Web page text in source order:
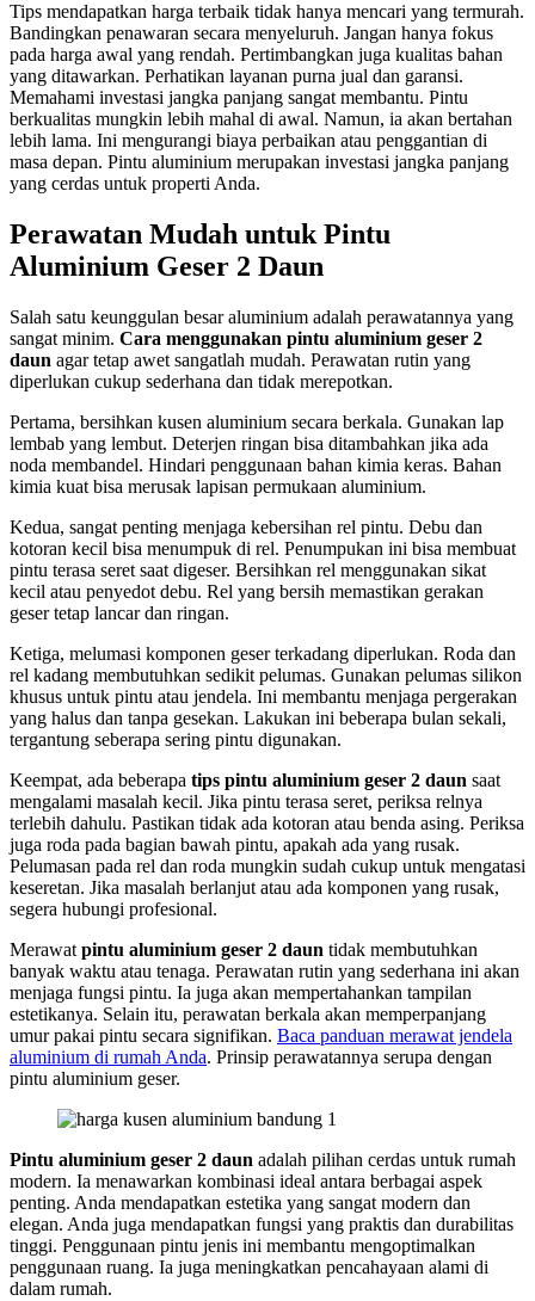
Tips mendapatkan harga terbaik tidak hanya mencari yang termurah.
Bandingkan penawaran secara menyeluruh. Jangan hanya fokus
pada harga awal yang rendah. Pertimbangkan juga kualitas bahan
yang ditawarkan. Perhatikan layanan purna jual dan garansi.
Memahami investasi jangka panjang sangat membantu. Pintu
berkualitas mungkin lebih mahal di awal. Namun, ia akan bertahan
lebih lama. Ini mengurangi biaya perbaikan atau penggantian di
masa depan. Pintu aluminium merupakan investasi jangka panjang
yang cerdas untuk properti Anda.
Perawatan Mudah untuk Pintu
Aluminium Geser 2 Daun
Salah satu keunggulan besar aluminium adalah perawatannya yang
sangat minim. Cara menggunakan pintu aluminium geser 2
daun agar tetap awet sangatlah mudah. Perawatan rutin yang
diperlukan cukup sederhana dan tidak merepotkan.
Pertama, bersihkan kusen aluminium secara berkala. Gunakan lap
lembab yang lembut. Deterjen ringan bisa ditambahkan jika ada
noda membandel. Hindari penggunaan bahan kimia keras. Bahan
kimia kuat bisa merusak lapisan permukaan aluminium.
Kedua, sangat penting menjaga kebersihan rel pintu. Debu dan
kotoran kecil bisa menumpuk di rel. Penumpukan ini bisa membuat
pintu terasa seret saat digeser. Bersihkan rel menggunakan sikat
kecil atau penyedot debu. Rel yang bersih memastikan gerakan
geser tetap lancar dan ringan.
Ketiga, melumasi komponen geser terkadang diperlukan. Roda dan
rel kadang membutuhkan sedikit pelumas. Gunakan pelumas silikon
khusus untuk pintu atau jendela. Ini membantu menjaga pergerakan
yang halus dan tanpa gesekan. Lakukan ini beberapa bulan sekali,
tergantung seberapa sering pintu digunakan.
Keempat, ada beberapa tips pintu aluminium geser 2 daun saat
mengalami masalah kecil. Jika pintu terasa seret, periksa relnya
terlebih dahulu. Pastikan tidak ada kotoran atau benda asing. Periksa
juga roda pada bagian bawah pintu, apakah ada yang rusak.
Pelumasan pada rel dan roda mungkin sudah cukup untuk mengatasi
keseretan. Jika masalah berlanjut atau ada komponen yang rusak,
segera hubungi profesional.
Merawat pintu aluminium geser 2 daun tidak membutuhkan
banyak waktu atau tenaga. Perawatan rutin yang sederhana ini akan
menjaga fungsi pintu. Ia juga akan mempertahankan tampilan
estetikanya. Selain itu, perawatan berkala akan memperpanjang
umur pakai pintu secara signifikan. Baca panduan merawat jendela
aluminium di rumah Anda. Prinsip perawatannya serupa dengan
pintu aluminium geser.
Pintu aluminium geser 2 daun adalah pilihan cerdas untuk rumah
modern. Ia menawarkan kombinasi ideal antara berbagai aspek
penting. Anda mendapatkan estetika yang sangat modern dan
elegan. Anda juga mendapatkan fungsi yang praktis dan durabilitas
tinggi. Penggunaan pintu jenis ini membantu mengoptimalkan
penggunaan ruang. Ia juga meningkatkan pencahayaan alami di
dalam rumah.